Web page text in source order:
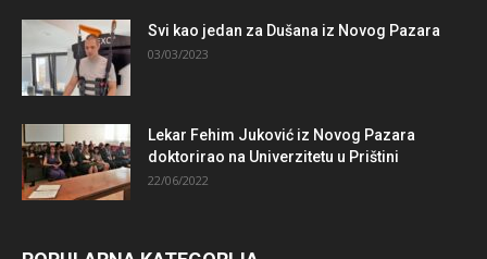
Svi kao jedan za Dušana iz Novog Pazara
03/03/2023
Lekar Fehim Juković iz Novog Pazara
doktorirao na Univerzitetu u Prištini
22/06/2022